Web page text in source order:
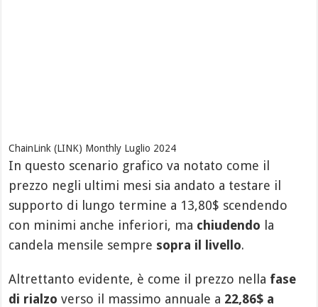
ChainLink (LINK) Monthly Luglio 2024
In questo scenario grafico va notato come il
prezzo negli ultimi mesi sia andato a testare il
supporto di lungo termine a 13,80$ scendendo
con minimi anche inferiori, ma chiudendo la
candela mensile sempre sopra il livello.
Altrettanto evidente, è come il prezzo nella fase
di rialzoverso il massimo annuale a 22,86$ a